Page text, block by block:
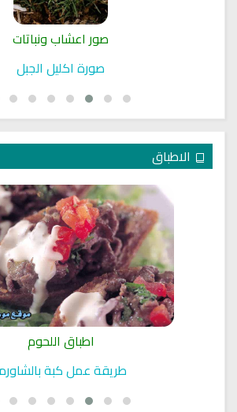
صور اعشاب ونباتات
صورة اكليل الجبل
الاطباق
اطباق اللحوم
طريقة عمل كبة